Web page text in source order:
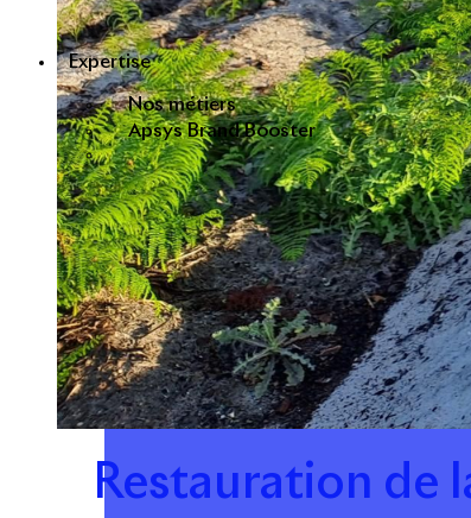
Expertise
Nos métiers
Apsys Brand Booster
Restauration de